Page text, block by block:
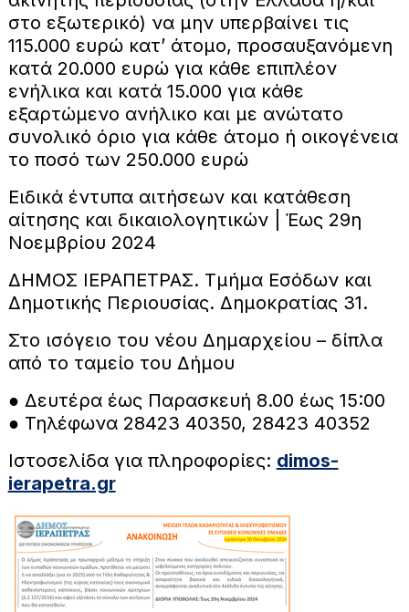
στο εξωτερικό) να μην υπερβαίνει τις
115.000 ευρώ κατ’ άτομο, προσαυξανόμενη
κατά 20.000 ευρώ για κάθε επιπλέον
ενήλικα και κατά 15.000 για κάθε
εξαρτώμενο ανήλικο και με ανώτατο
συνολικό όριο για κάθε άτομο ή οικογένεια
το ποσό των 250.000 ευρώ
Ειδικά έντυπα αιτήσεων και κατάθεση
αίτησης και δικαιολογητικών | Έως 29η
Νοεμβρίου 2024
ΔΗΜΟΣ ΙΕΡΑΠΕΤΡΑΣ. Τμήμα Εσόδων και
Δημοτικής Περιουσίας. Δημοκρατίας 31.
Στο ισόγειο του νέου Δημαρχείου – δίπλα
από το ταμείο του Δήμου
● Δευτέρα έως Παρασκευή 8.00 έως 15:00
● Τηλέφωνα 28423 40350, 28423 40352
Ιστοσελίδα για πληροφορίες: dimos-
ierapetra.gr